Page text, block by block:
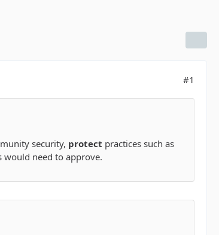
#1
security, protect practices such as
would need to approve.